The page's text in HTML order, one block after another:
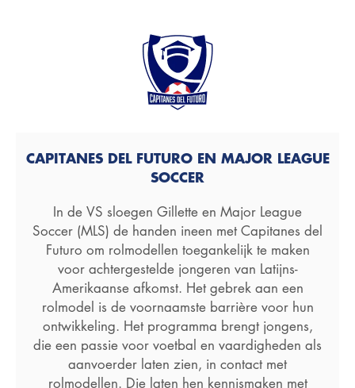
CAPITANES DEL FUTURO EN MAJOR LEAGUE
SOCCER
In de VS sloegen Gillette en Major League
Soccer (MLS) de handen ineen met Capitanes del
Futuro om rolmodellen toegankelijk te maken
voor achtergestelde jongeren van Latijns-
Amerikaanse afkomst. Het gebrek aan een
rolmodel is de voornaamste barrière voor hun
ontwikkeling. Het programma brengt jongens,
die een passie voor voetbal en vaardigheden als
aanvoerder laten zien, in contact met
rolmodellen. Die laten hen kennismaken met